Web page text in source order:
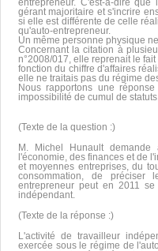
entrepreneur. C'est-à-dire
gérant majoritaire et s'incrire
si elle est différente de celle
qu'auto-entrepreneur.
Un même personne physique
Concernant la citation à
n°2008/017, elle reprenait le
fonction du chiffre d'affaires
elle ne traitais pas du régime
Nous rapportons une
impossibilité de cumul de statuts.
(Texte de la question :)
M. Michel Hunault
l'économie, des finances et de
et moyennes entreprises, du
consommation, de préciser
entrepreneur peut en 2011
indépendant.
(Texte de la réponse :)
L'activité de travailleur
exercée sous le régime de